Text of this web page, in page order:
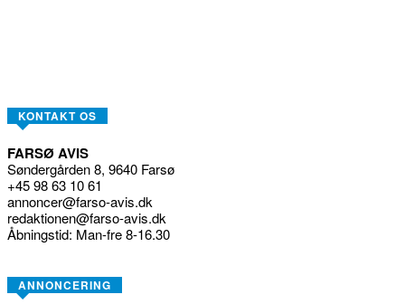
KONTAKT OS
FARSØ AVIS
Søndergården 8, 9640 Farsø
+45 98 63 10 61
annoncer@farso-avis.dk
redaktionen@farso-avis.dk
Åbningstid: Man-fre 8-16.30
ANNONCERING